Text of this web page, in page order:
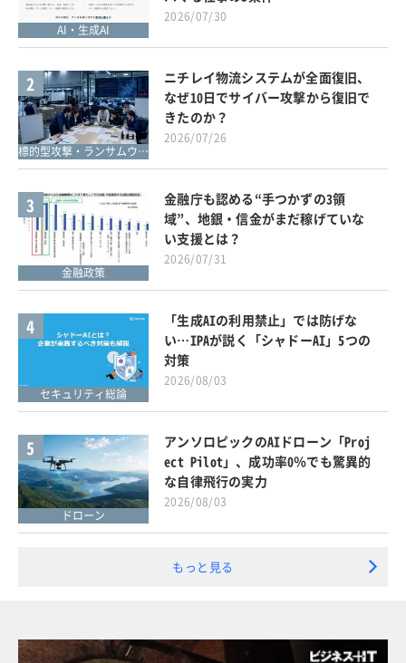
AI・生成AI
2026/07/30
2
標的型攻撃・ランサムウェア対策
ニチレイ物流システムが全面復旧、
なぜ10日でサイバー攻撃から復旧で
きたのか？
2026/07/26
3
金融政策
金融庁も認める“手つかずの3領
域”、地銀・信金がまだ稼げていな
い支援とは？
2026/07/31
4
セキュリティ総論
「生成AIの利用禁止」では防げな
い…IPAが説く「シャドーAI」5つの
対策
2026/08/03
5
ドローン
アンソロピックのAIドローン「Proj
ect Pilot」、成功率0％でも驚異的
な自律飛行の実力
2026/08/03
もっと見る